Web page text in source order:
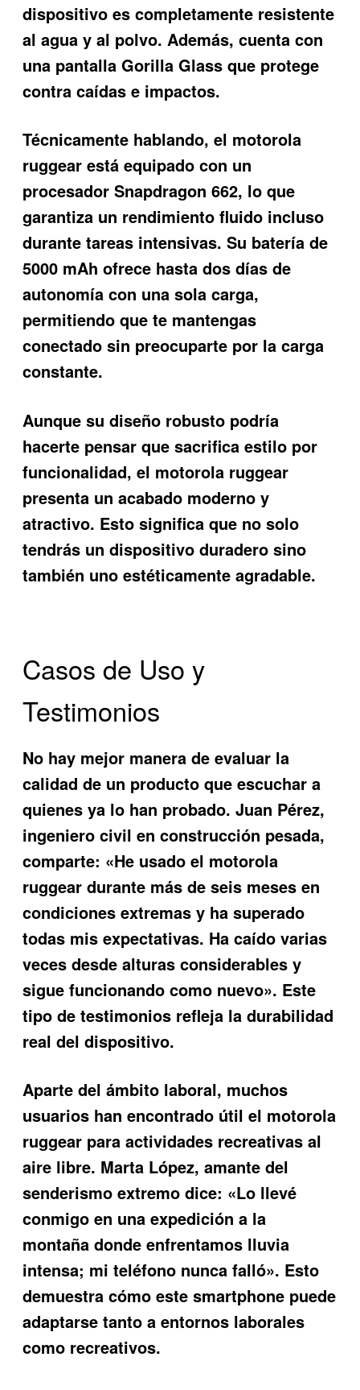
dispositivo es completamente resistente
al agua y al polvo. Además, cuenta con
una pantalla Gorilla Glass que protege
contra caídas e impactos.
Técnicamente hablando, el motorola
ruggear está equipado con un
procesador Snapdragon 662, lo que
garantiza un rendimiento fluido incluso
durante tareas intensivas. Su batería de
5000 mAh ofrece hasta dos días de
autonomía con una sola carga,
permitiendo que te mantengas
conectado sin preocuparte por la carga
constante.
Aunque su diseño robusto podría
hacerte pensar que sacrifica estilo por
funcionalidad, el motorola ruggear
presenta un acabado moderno y
atractivo. Esto significa que no solo
tendrás un dispositivo duradero sino
también uno estéticamente agradable.
Casos de Uso y
Testimonios
No hay mejor manera de evaluar la
calidad de un producto que escuchar a
quienes ya lo han probado. Juan Pérez,
ingeniero civil en construcción pesada,
comparte: «He usado el motorola
ruggear durante más de seis meses en
condiciones extremas y ha superado
todas mis expectativas. Ha caído varias
veces desde alturas considerables y
sigue funcionando como nuevo». Este
tipo de testimonios refleja la durabilidad
real del dispositivo.
Aparte del ámbito laboral, muchos
usuarios han encontrado útil el motorola
ruggear para actividades recreativas al
aire libre. Marta López, amante del
senderismo extremo dice: «Lo llevé
conmigo en una expedición a la
montaña donde enfrentamos lluvia
intensa; mi teléfono nunca falló». Esto
demuestra cómo este smartphone puede
adaptarse tanto a entornos laborales
como recreativos.